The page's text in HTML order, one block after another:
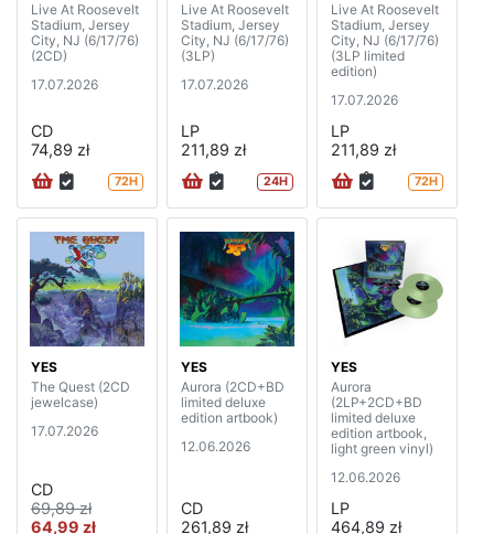
Live At Roosevelt
Stadium, Jersey
City, NJ (6/17/76)
(2CD)
17.07.2026
CD
74,89 zł
72H
Live At Roosevelt
Stadium, Jersey
City, NJ (6/17/76)
(3LP)
17.07.2026
LP
211,89 zł
24H
Live At Roosevelt
Stadium, Jersey
City, NJ (6/17/76)
(3LP limited
edition)
17.07.2026
LP
211,89 zł
72H
YES
The Quest (2CD
jewelcase)
17.07.2026
CD
69,89 zł
64,99 zł
YES
Aurora (2CD+BD
limited deluxe
edition artbook)
12.06.2026
CD
261,89 zł
YES
Aurora
(2LP+2CD+BD
limited deluxe
edition artbook,
light green vinyl)
12.06.2026
LP
464,89 zł